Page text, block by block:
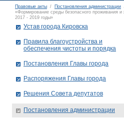
Правовые акты / Постановления администрации
«Формирование среды безопасного проживания и
2017 - 2019 годы»
Устав города Кировска
Правила благоустройства и
обеспечения чистоты и порядка
Постановления Главы города
Распоряжения Главы города
Решения Совета депутатов
Постановления администрации